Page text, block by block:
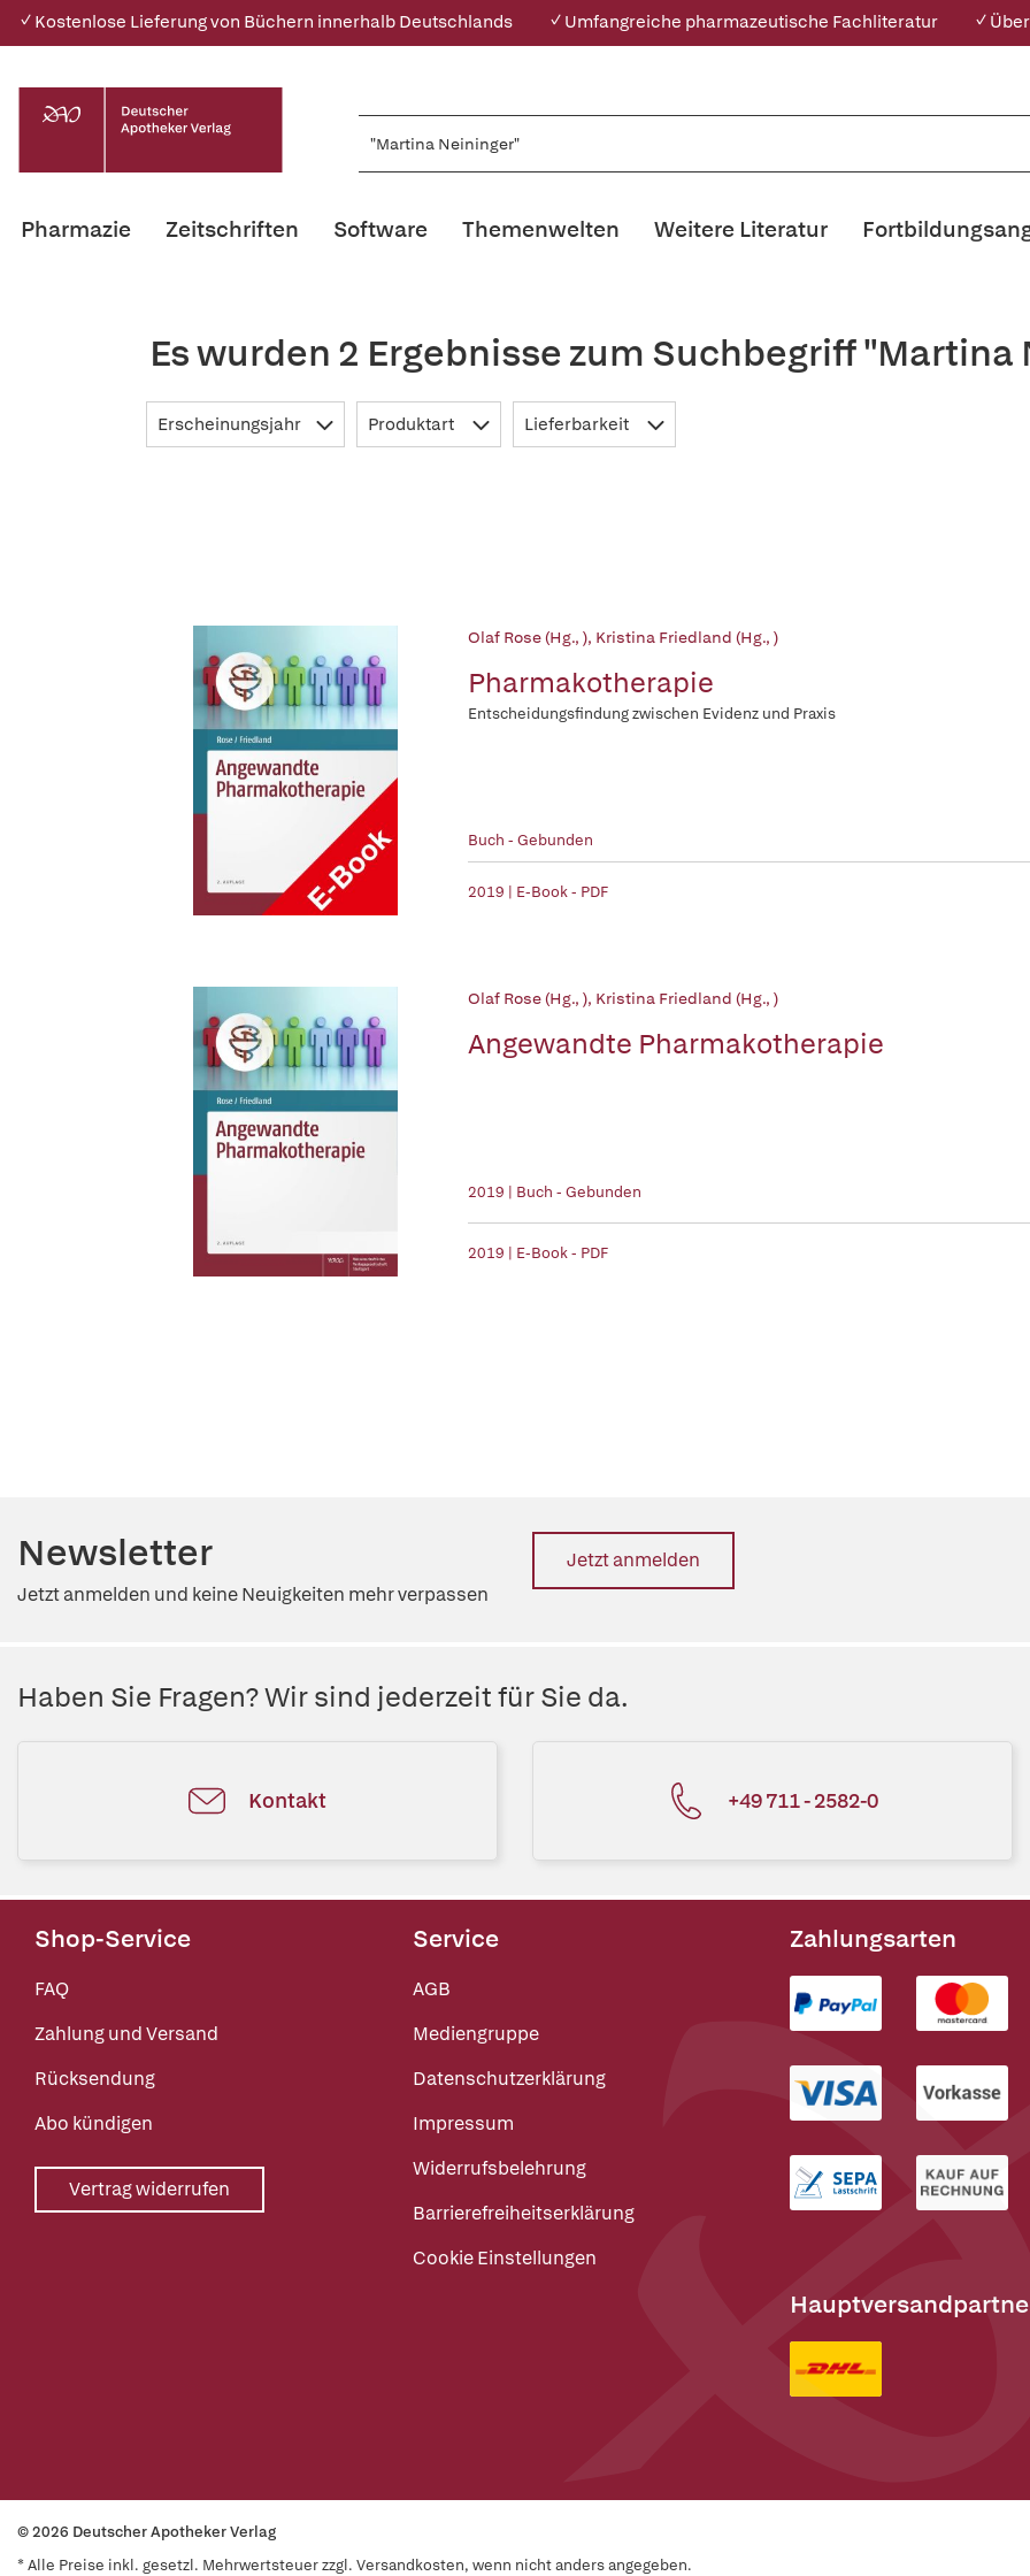
✓ Kostenlose Lieferung von Büchern innerhalb Deutschlands ✓ Umfangreiche pharmazeutische Fachliteratur ✓
Pharmazie Zeitschriften Software Themenwelten Weitere Literatur
Es wurden 2 Ergebnisse zum Suchbegriff
Erscheinungsjahr Produktart Lieferbarkeit
Olaf Rose (Hg., ), Kristina Friedland (Hg., )
Pharmakotherapie
Entscheidungsfindung zwischen Evidenz und Praxis
Buch - Gebunden
2019 | E-Book - PDF
Olaf Rose (Hg., ), Kristina Friedland (Hg., )
Angewandte Pharmakotherapie
2019 | Buch - Gebunden
2019 | E-Book - PDF
Newsletter
Jetzt anmelden und keine Neuigkeiten mehr verpassen
Jetzt anmelden
Haben Sie Fragen? Wir sind jederzeit für Sie da.
Kontakt +49 711 - 2582-0
Shop-Service
FAQ
Zahlung und Versand
Rücksendung
Abo kündigen
Vertrag widerrufen
Service
AGB
Mediengruppe
Datenschutzerklärung
Impressum
Widerrufsbelehrung
Barrierefreiheitserklärung
Cookie Einstellungen
Zahlungsarten
© 2026 Deutscher Apotheker Verlag
* Alle Preise inkl. gesetzl. Mehrwertsteuer zzgl. Versandkosten, wenn nicht anders angegeben.